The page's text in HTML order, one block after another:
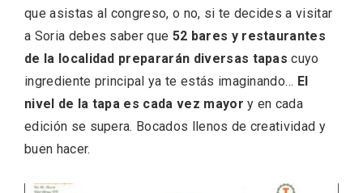
que asistas al congreso, o no, si te decides a visitar
a Soria debes saber que 52 bares y restaurantes
de la localidad prepararán diversas tapas cuyo
ingrediente principal ya te estás imaginando… El
nivel de la tapa es cada vez mayor y en cada
edición se supera. Bocados llenos de creatividad y
buen hacer.
VII Feria del Vino de Sotillo 2026 ‘Sotillo,
el Vino y Yo’